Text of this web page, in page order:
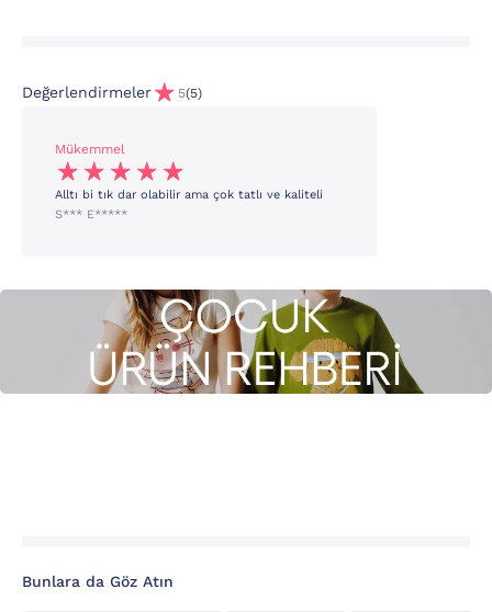
Değerlendirmeler 5(5)
Mükemmel
Alltı bi tık dar olabilir ama çok tatlı ve kaliteli
S*** E*****
Bunlara da Göz Atın